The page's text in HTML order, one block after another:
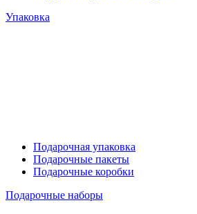
Упаковка
Подарочная упаковка
Подарочные пакеты
Подарочные коробки
Подарочные наборы